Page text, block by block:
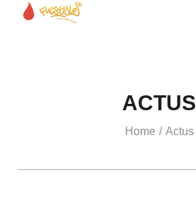
ACTUS
Home / Actus